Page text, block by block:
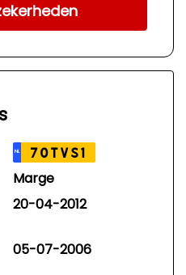
NL 70TVS1
Marge
20-04-2012
05-07-2006